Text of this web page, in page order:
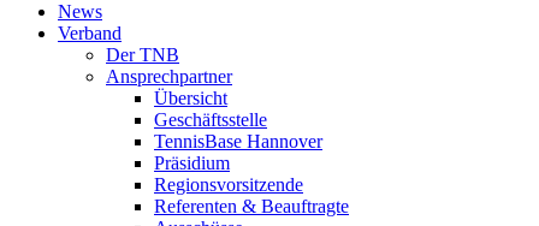
News
Verband
Der TNB
Ansprechpartner
Übersicht
Geschäftsstelle
TennisBase Hannover
Präsidium
Regionsvorsitzende
Referenten & Beauftragte